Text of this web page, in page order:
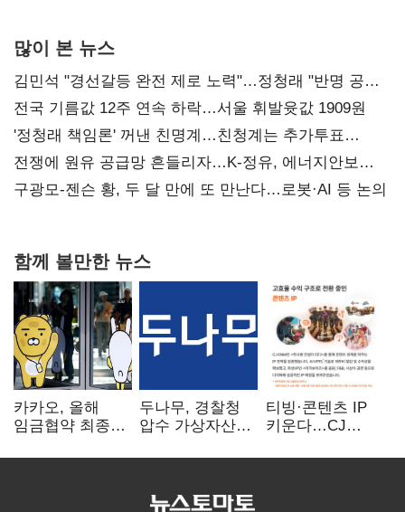
많이 본 뉴스
김민석 "경선갈등 완전 제로 노력"…정청래 "반명 공세
사과부터"
전국 기름값 12주 연속 하락…서울 휘발윳값 1909원
'정청래 책임론' 꺼낸 친명계…친청계는 추가투표
때리기
전쟁에 원유 공급망 흔들리자…K-정유, 에너지안보
핵심으로 재부상
구광모-젠슨 황, 두 달 만에 또 만난다…로봇·AI 등 논의
함께 볼만한 뉴스
카카오, 올해
임금협약 최종
인상·격려금
두나무, 경찰청
압수 가상자산
커스터디 사업
티빙·콘텐츠 IP
키운다…CJ
글로벌 확장 가속